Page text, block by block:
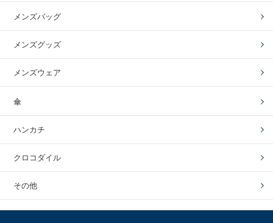
メンズバッグ
メンズグッズ
メンズウェア
傘
ハンカチ
クロコダイル
その他